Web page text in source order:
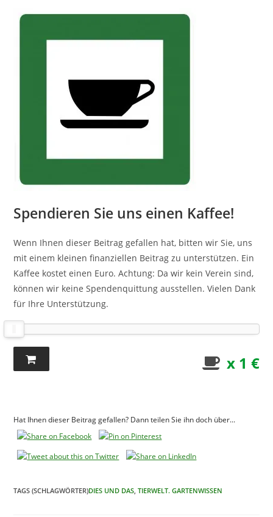
Spendieren Sie uns einen Kaffee!
Wenn Ihnen dieser Beitrag gefallen hat, bitten wir Sie, uns
mit einem kleinen finanziellen Beitrag zu unterstützen. Ein
Kaffee kostet einen Euro. Achtung: Da wir kein Verein sind,
können wir keine Spendenquittung ausstellen. Vielen Dank
für Ihre Unterstützung.
x 1 €
Hat Ihnen dieser Beitrag gefallen? Dann teilen Sie ihn doch über...
TAGS (SCHLAGWÖRTER)DIES UND DAS TIERWELT. GARTENWISSEN